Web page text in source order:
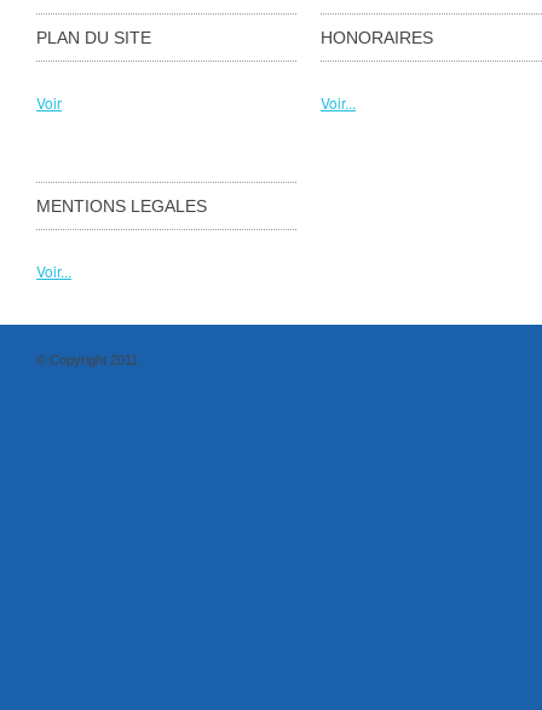
PLAN DU SITE
Voir
HONORAIRES
Voir...
MENTIONS LEGALES
Voir...
© Copyright 2011